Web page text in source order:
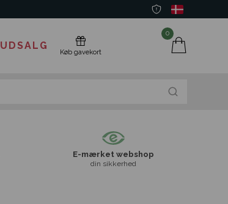
UDSALG
0
Køb gavekort
E-mærket webshop
din sikkerhed